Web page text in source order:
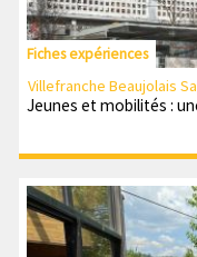
Fiches expériences
Villefranche Beaujolais
Jeunes et mobilités :